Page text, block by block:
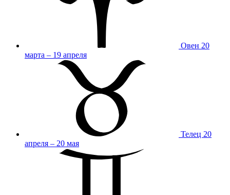
Овен 20
марта – 19 апреля
Телец 20
апреля – 20 мая